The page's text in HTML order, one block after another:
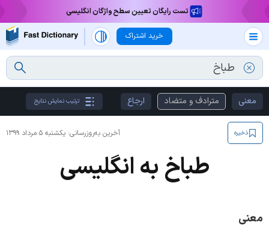
تست رایگان تعیین سطح واژگان انگلیسی
خرید اشتراک
معنی مترادف و متضاد ارجاع ترتیب نمایش نتایج
آخرین به‌روزرسانی: یکشنبه ۵ مرداد ۱۳۹۹ ذخیره
طباخ به انگلیسی
معنی